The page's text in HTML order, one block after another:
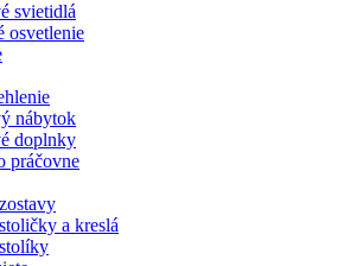
svietidlá
osvetlenie
nábytok
doplnky
práčovne
a kreslá